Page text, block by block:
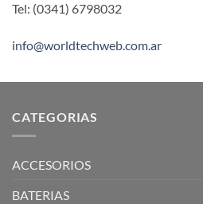
Tel: (0341) 6798032
info@worldtechweb.com.ar
CATEGORIAS
ACCESORIOS
BATERIAS